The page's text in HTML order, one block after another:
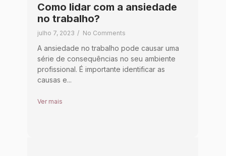
Como lidar com a ansiedade
no trabalho?
julho 7, 2023 / No Comments
A ansiedade no trabalho pode causar uma
série de consequências no seu ambiente
profissional. É importante identificar as
causas e...
Ver mais